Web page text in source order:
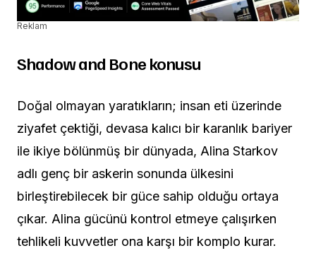
Reklam
Shadow and Bone konusu
Doğal olmayan yaratıkların; insan eti üzerinde
ziyafet çektiği, devasa kalıcı bir karanlık bariyer
ile ikiye bölünmüş bir dünyada, Alina Starkov
adlı genç bir askerin sonunda ülkesini
birleştirebilecek bir güce sahip olduğu ortaya
çıkar. Alina gücünü kontrol etmeye çalışırken
tehlikeli kuvvetler ona karşı bir komplo kurar.